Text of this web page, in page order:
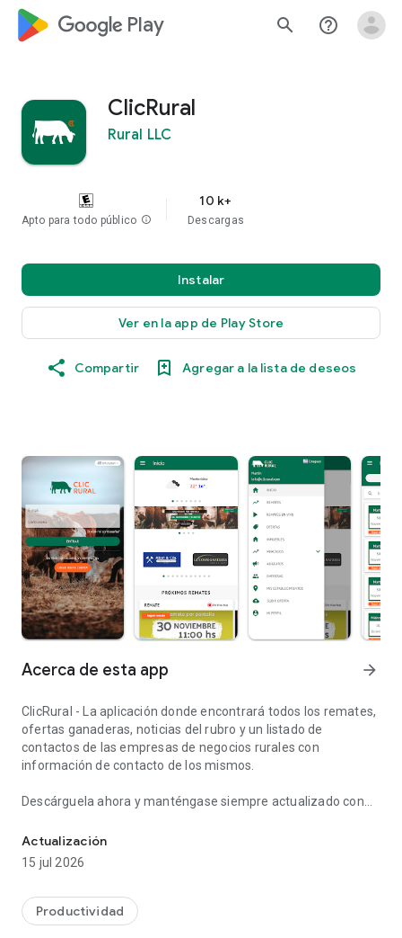
google_logo Play search help_outline
ClicRural
Rural LLC
Apto para todo público info
10 k+
Descargas
Instalar
Ver en la app de Play Store
Compartir Agregar a la lista de deseos
Acerca de esta app arrow_forward
ClicRural - La aplicación donde encontrará todos los remates,
ofertas ganaderas, noticias del rubro y un listado de
contactos de las empresas de negocios rurales con
información de contacto de los mismos.
Descárguela ahora y manténgase siempre actualizado con
Actualización
15 jul 2026
Productividad